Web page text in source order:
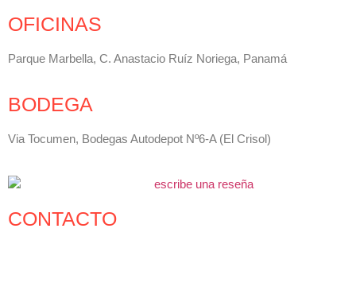
OFICINAS
Parque Marbella, C. Anastacio Ruíz Noriega, Panamá
BODEGA
Via Tocumen, Bodegas Autodepot Nº6-A (El Crisol)
CONTACTO